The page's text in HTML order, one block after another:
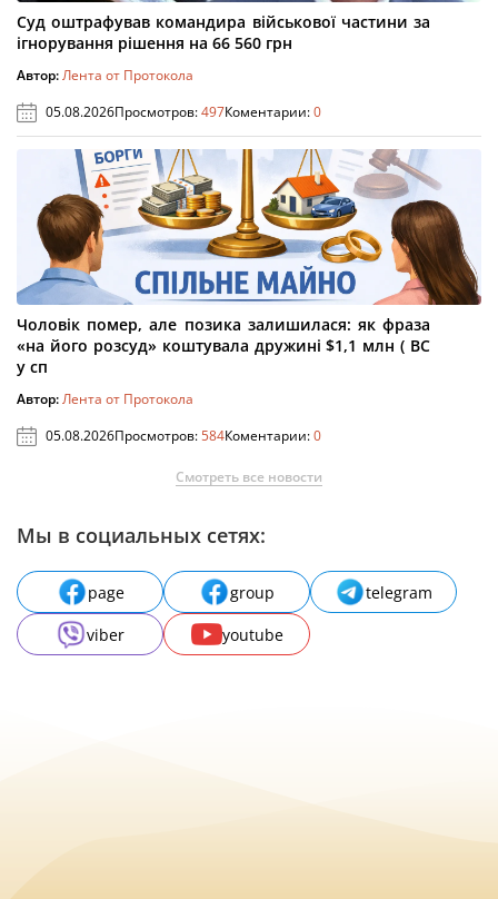
Суд оштрафував командира військової частини за
ігнорування рішення на 66 560 грн
Автор:Лента от Протокола
05.08.2026Просмотров:497Коментарии:0
Чоловік помер, але позика залишилася: як фраза
«на його розсуд» коштувала дружині $1,1 млн ( ВС
у сп
Автор:Лента от Протокола
05.08.2026Просмотров:584Коментарии:0
Смотреть все новости
Мы в социальных сетях:
page group
telegram
viber
youtube